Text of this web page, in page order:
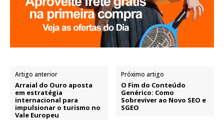
Artigo anterior
Arraial do Ouro aposta
em estratégia
internacional para
impulsionar o turismo no
Vale Europeu
Próximo artigo
O Fim do Conteúdo
Genérico: Como
Sobreviver ao Novo SEO e
SGEO